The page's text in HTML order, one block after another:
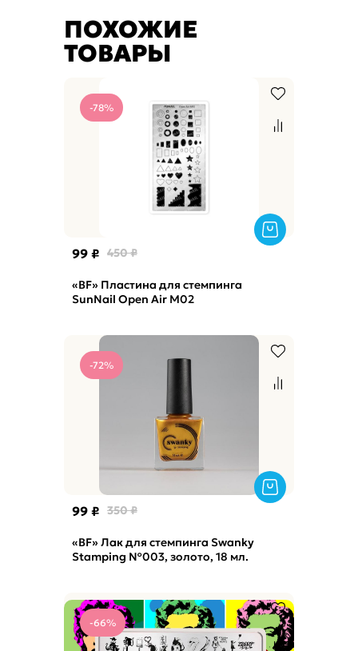
ПОХОЖИЕ
ТОВАРЫ
-78%
99 ₽ 450 ₽
«BF» Пластина для стемпинга
SunNail Open Air M02
-72%
99 ₽ 350 ₽
«BF» Лак для стемпинга Swanky
Stamping №003, золото, 18 мл.
-66%